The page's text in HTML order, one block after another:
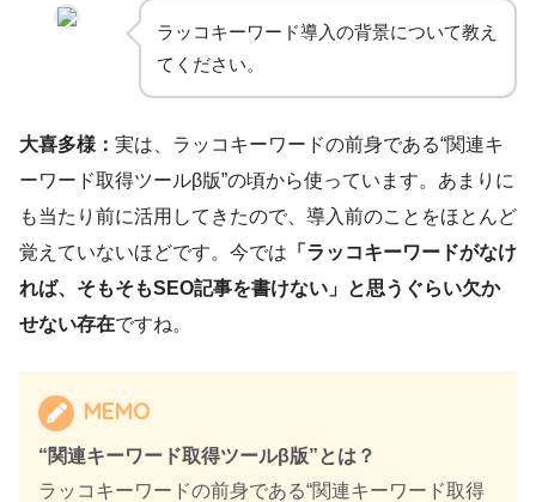
ラッコキーワード導入の背景について教え
てください。
大喜多様： 実は、ラッコキーワードの前身である“関連キ
ーワード取得ツールβ版”の頃から使っています。あまりに
も当たり前に活用してきたので、導入前のことをほとんど
覚えていないほどです。今では 「ラッコキーワードがなけ
れば、そもそもSEO記事を書けない」と思うぐらい欠か
せない存在ですね。
MEMO
“関連キーワード取得ツールβ版”とは？
ラッコキーワードの前身である“関連キーワード取得